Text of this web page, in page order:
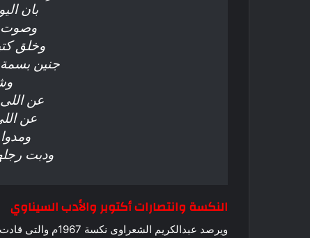
بان
وصوت
وخلق
جنين بسمة
عن اللى
عن
ودبت
النكسة وانتصارات أكتوبر والأدب السيناوي